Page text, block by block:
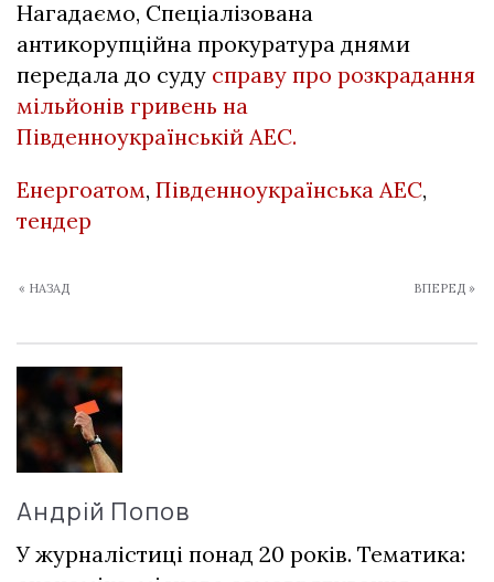
Нагадаємо, Спеціалізована
антикорупційна прокуратура днями
передала до суду справу про розкрадання
мільйонів гривень на
Південноукраїнській АЕС.
Енергоатом, Південноукраїнська АЕС,
тендер
« НАЗАД ВПЕРЕД »
Андрій Попов
У журналістиці понад 20 років. Тематика: